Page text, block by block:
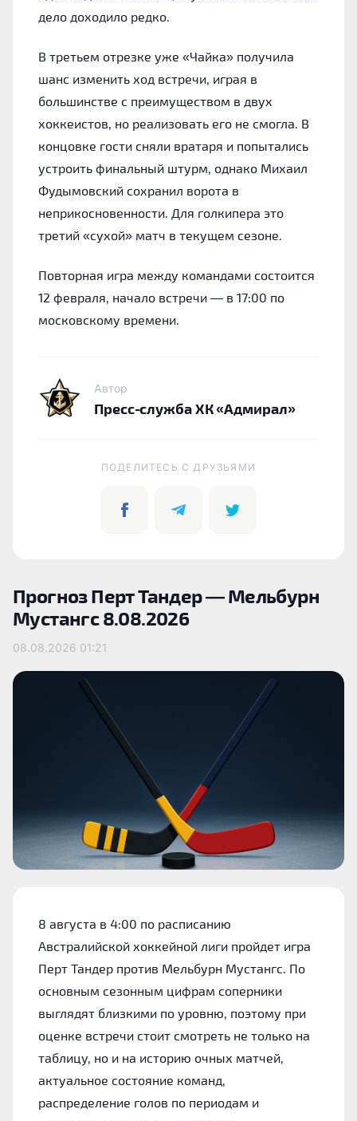
дело доходило редко.
В третьем отрезке уже «Чайка» получила
шанс изменить ход встречи, играя в
большинстве с преимуществом в двух
хоккеистов, но реализовать его не смогла. В
концовке гости сняли вратаря и попытались
устроить финальный штурм, однако Михаил
Фудымовский сохранил ворота в
неприкосновенности. Для голкипера это
третий «сухой» матч в текущем сезоне.
Повторная игра между командами состоится
12 февраля, начало встречи — в 17:00 по
московскому времени.
Автор
Пресс-служба ХК «Адмирал»
ПОДЕЛИТЕСЬ C ДРУЗЬЯМИ
Прогноз Перт Тандер — Мельбурн
Мустангс 8.08.2026
08.08.2026 01:21
8 августа в 4:00 по расписанию
Австралийской хоккейной лиги пройдет игра
Перт Тандер против Мельбурн Мустангс. По
основным сезонным цифрам соперники
выглядят близкими по уровню, поэтому при
оценке встречи стоит смотреть не только на
таблицу, но и на историю очных матчей,
актуальное состояние команд,
распределение голов по периодам и